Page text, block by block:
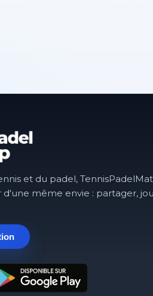
et du padel,
même envie : partager,